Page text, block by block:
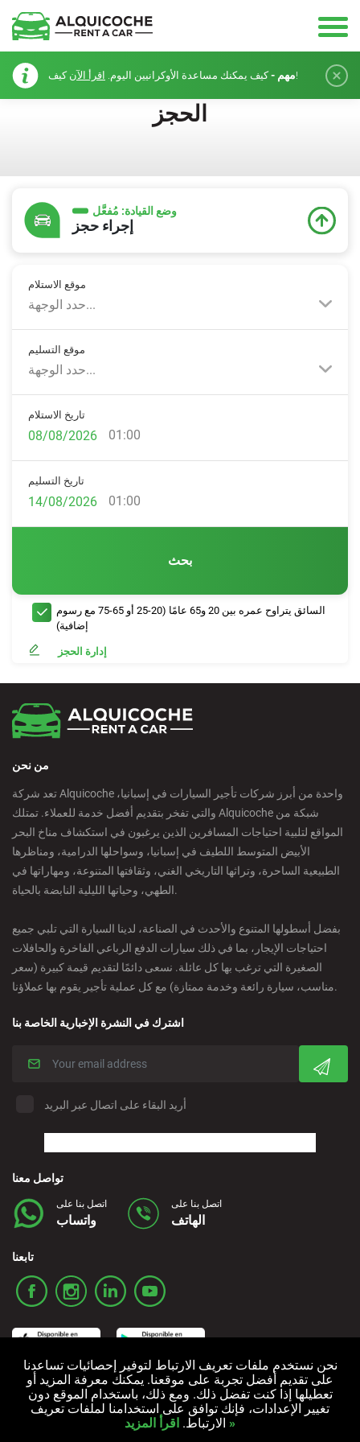
مهم -كيف يمكنك مساعدة الأوكرانيين اليوم. اقرأ الآن كيف!
الحجز
وضع القيادة: مُفعَّل
إجراء حجز
موقع الاستلام
حدد الوجهة...
موقع التسليم
حدد الوجهة...
تاريخ الاستلام
01:00
تاريخ التسليم
01:00
بحث
السائق يتراوح عمره بين 20 و65 عامًا (20-25 أو 65-75 مع رسوم
إضافية)
إدارة الحجز
من نحن
تعد شركة Alquicoche واحدة من أبرز شركات تأجير السيارات في إسبانيا،
والتي تفخر بتقديم أفضل خدمة للعملاء. تمتلك Alquicoche شبكة من
المواقع لتلبية احتياجات المسافرين الذين يرغبون في استكشاف مناخ البحر
الأبيض المتوسط اللطيف في إسبانيا، وسواحلها الدرامية، ومناظرها
الطبيعية الساحرة، وتراثها التاريخي الغني، وثقافتها المتنوعة، ومهاراتها في
الطهي، وحياتها الليلية النابضة بالحياة.
بفضل أسطولها المتنوع والأحدث في الصناعة، لدينا السيارة التي تلبي جميع
احتياجات الإيجار، بما في ذلك سيارات الدفع الرباعي الفاخرة والحافلات
الصغيرة التي ترغب بها كل عائلة. نسعى دائمًا لتقديم قيمة كبيرة (سعر
مناسب، سيارة رائعة وخدمة ممتازة) مع كل عملية تأجير يقوم بها عملاؤنا.
اشترك في النشرة الإخبارية الخاصة بنا
أريد البقاء على اتصال عبر البريد
تواصل معنا
اتصل بنا على
واتساب
اتصل بنا على
الهاتف
تابعنا
الشروط والأحكام سياسة الخصوصية سياسة ملفات تعريف الارتباط
جميع الحقوق محفوظة © 2006-2024 Alquicoche Rent a Car
نحن نستخدم ملفات تعريف الارتباط لتوفير إحصائيات تساعدنا
على تقديم أفضل تجربة على موقعنا. يمكنك معرفة المزيد أو
تعطيلها إذا كنت تفضل ذلك. ومع ذلك، باستخدام الموقع دون
تغيير الإعدادات، فإنك توافق على استخدامنا لملفات تعريف
الارتباط. اقرأ المزيد »